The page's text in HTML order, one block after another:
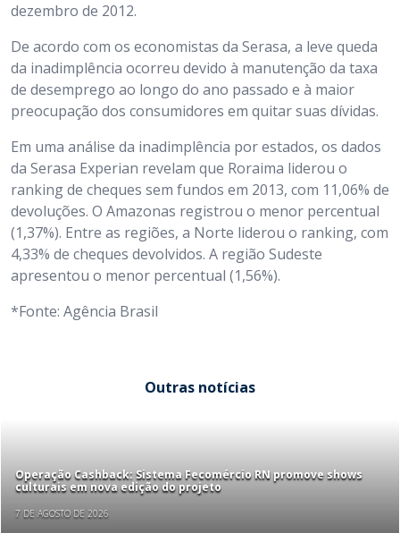
dezembro de 2012.
De acordo com os economistas da Serasa, a leve queda
da inadimplência ocorreu devido à manutenção da taxa
de desemprego ao longo do ano passado e à maior
preocupação dos consumidores em quitar suas dívidas.
Em uma análise da inadimplência por estados, os dados
da Serasa Experian revelam que Roraima liderou o
ranking de cheques sem fundos em 2013, com 11,06% de
devoluções. O Amazonas registrou o menor percentual
(1,37%). Entre as regiões, a Norte liderou o ranking, com
4,33% de cheques devolvidos. A região Sudeste
apresentou o menor percentual (1,56%).
*Fonte: Agência Brasil
Outras notícias
Operação Cashback: Sistema Fecomércio RN promove shows
culturais em nova edição do projeto
7 DE AGOSTO DE 2026